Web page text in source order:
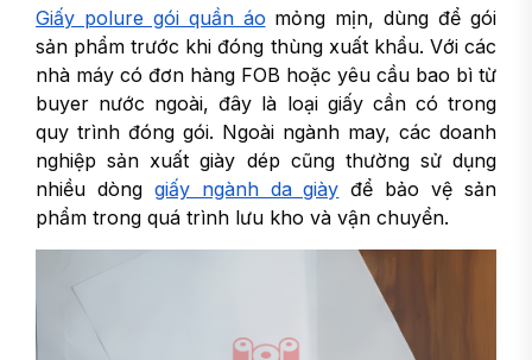
Giấy polure gói quần áo mỏng mịn, dùng để gói
sản phẩm trước khi đóng thùng xuất khẩu. Với các
nhà máy có đơn hàng FOB hoặc yêu cầu bao bì từ
buyer nước ngoài, đây là loại giấy cần có trong
quy trình đóng gói. Ngoài ngành may, các doanh
nghiệp sản xuất giày dép cũng thường sử dụng
nhiều dòng giấy ngành da giày để bảo vệ sản
phẩm trong quá trình lưu kho và vận chuyển.